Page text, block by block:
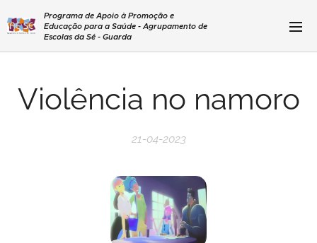
Programa de Apoio à Promoção e
Educação para a Saúde - Agrupamento de
Escolas da Sé - Guarda
Violência no namoro
21-04-2023